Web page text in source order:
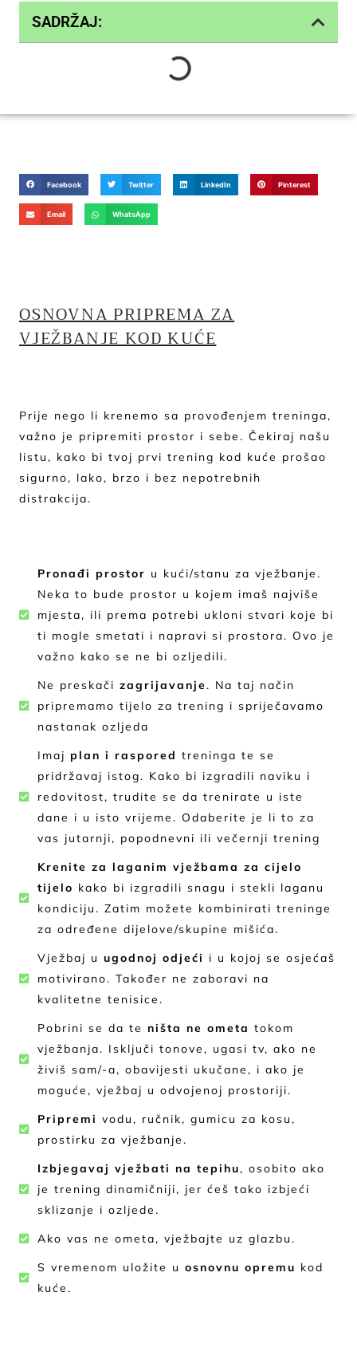
SADRŽAJ:
Facebook Twitter LinkedIn Pinterest
Email WhatsApp
OSNOVNA PRIPREMA ZA
VJEŽBANJE KOD KUĆE
Prije nego li krenemo sa provođenjem treninga,
važno je pripremiti prostor i sebe. Čekiraj našu
listu, kako bi tvoj prvi trening kod kuće prošao
sigurno, lako, brzo i bez nepotrebnih
distrakcija.
Pronađi prostor u kući/stanu za vježbanje.
Neka to bude prostor u kojem imaš najviše
mjesta, ili prema potrebi ukloni stvari koje bi
ti mogle smetati i napravi si prostora. Ovo je
važno kako se ne bi ozljedili.
Ne preskači zagrijavanje. Na taj način
pripremamo tijelo za trening i spriječavamo
nastanak ozljeda
Imaj plan i raspored treninga te se
pridržavaj istog. Kako bi izgradili naviku i
redovitost, trudite se da trenirate u iste
dane i u isto vrijeme. Odaberite je li to za
vas jutarnji, popodnevni ili večernji trening
Krenite za laganim vježbama za cijelo
tijelo kako bi izgradili snagu i stekli laganu
kondiciju. Zatim možete kombinirati treninge
za određene dijelove/skupine mišića.
Vježbaj u ugodnoj odjeći i u kojoj se osjećaš
motivirano. Također ne zaboravi na
kvalitetne tenisice.
Pobrini se da te ništa ne ometa tokom
vježbanja. Isključi tonove, ugasi tv, ako ne
živiš sam/-a, obavijesti ukučane, i ako je
moguće, vježbaj u odvojenoj prostoriji.
Pripremi vodu, ručnik, gumicu za kosu,
prostirku za vježbanje.
Izbjegavaj vježbati na tepihu, osobito ako
je trening dinamičniji, jer ćeš tako izbjeći
sklizanje i ozljede.
Ako vas ne ometa, vježbajte uz glazbu.
S vremenom uložite u osnovnu opremu kod
kuće.